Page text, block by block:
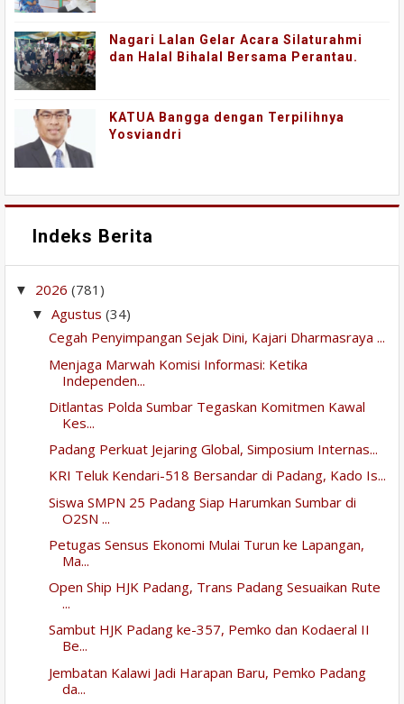
Nagari Lalan Gelar Acara Silaturahmi
dan Halal Bihalal Bersama Perantau.
KATUA Bangga dengan Terpilihnya
Yosviandri
Indeks Berita
▼ 2026 (781)
▼ Agustus (34)
Cegah Penyimpangan Sejak Dini, Kajari Dharmasraya ...
Menjaga Marwah Komisi Informasi: Ketika
Independen...
Ditlantas Polda Sumbar Tegaskan Komitmen Kawal
Kes...
Padang Perkuat Jejaring Global, Simposium Internas...
KRI Teluk Kendari-518 Bersandar di Padang, Kado Is...
Siswa SMPN 25 Padang Siap Harumkan Sumbar di
O2SN ...
Petugas Sensus Ekonomi Mulai Turun ke Lapangan,
Ma...
Open Ship HJK Padang, Trans Padang Sesuaikan Rute
...
Sambut HJK Padang ke-357, Pemko dan Kodaeral II
Be...
Jembatan Kalawi Jadi Harapan Baru, Pemko Padang
da...